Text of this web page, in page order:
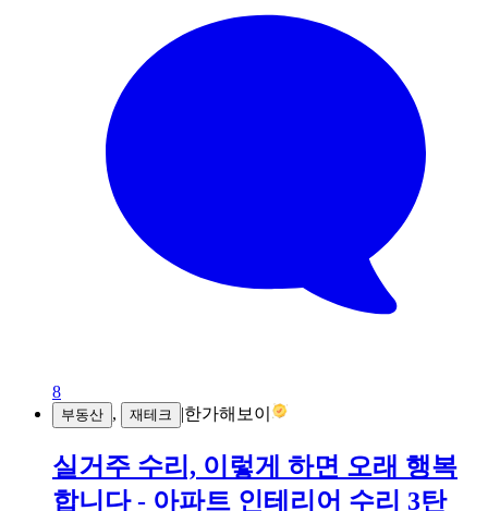
8
부동산 , 재테크 |한가해보이
실거주 수리, 이렇게 하면 오래 행복
합니다 - 아파트 인테리어 수리 3탄